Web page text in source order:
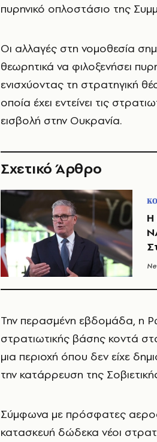
πυρηνικό οπλοστάσιο της
Οι αλλαγές στη νομοθεσία
θεωρητικά να φιλοξενήσει
ενισχύοντας τη στρατηγική
οποία έχει εντείνει τις
εισβολή στην Ουκρανία.
Σχετικό Άρθρο
Η
Την περασμένη εβδομάδα, η
στρατιωτικής βάσης κοντά
μια περιοχή όπου δεν είχε
την κατάρρευση της
Σύμφωνα με πρόσφατες
κατασκευή δώδεκα νέοι